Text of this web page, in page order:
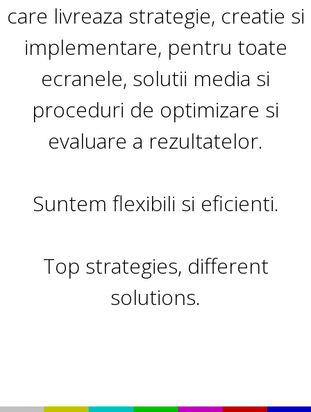
care livreaza strategie, creatie si
implementare, pentru toate
ecranele, solutii media si
proceduri de optimizare si
evaluare a rezultatelor.
Suntem flexibili si eficienti.
Top strategies, different
solutions.